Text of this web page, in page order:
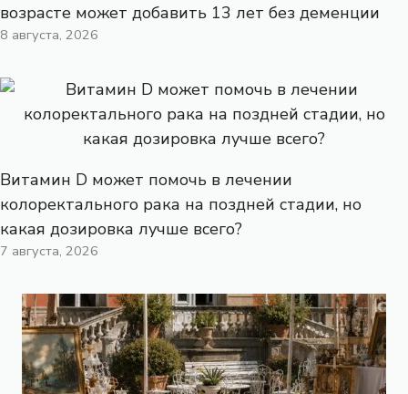
возрасте может добавить 13 лет без деменции
8 августа, 2026
Витамин D может помочь в лечении
колоректального рака на поздней стадии, но
какая дозировка лучше всего?
7 августа, 2026